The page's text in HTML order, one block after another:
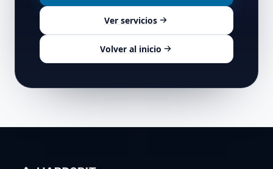
Ver servicios
Volver al inicio